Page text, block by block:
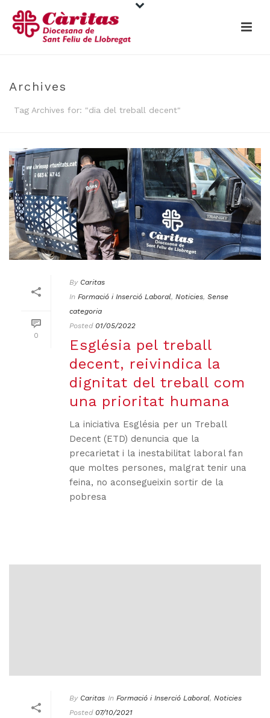
Archives
Tag Archives for: "dia del treball decent"
0
By Caritas
In Formació i Inserció Laboral, Noticies, Sense
categoria
Posted 01/05/2022
Església pel treball
decent, reivindica la
dignitat del treball com
una prioritat humana
La iniciativa Església per un Treball
Decent (ETD) denuncia que la
precarietat i la inestabilitat laboral fan
que moltes persones, malgrat tenir una
feina, no aconsegueixin sortir de la
pobresa
By Caritas In Formació i Inserció Laboral, Noticies
Posted 07/10/2021